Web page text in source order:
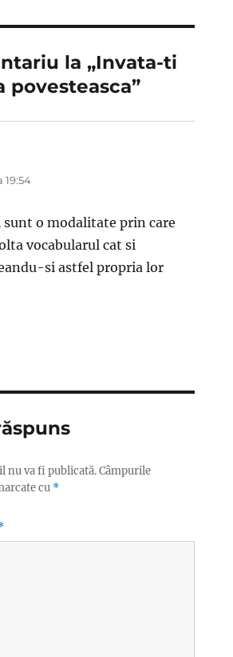
la „Invata-ti
povesteasca”
19:54
sunt o modalitate prin care
vocabularul cat si
si astfel propria lor
nu va fi publicată.Câmpurile
cu *